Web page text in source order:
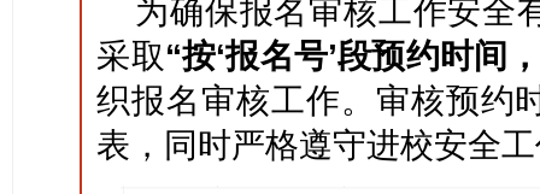
为确保报名审核工作安全
采取“按‘报名号’段预约时间
织报名审核工作。审核预约
表，同时严格遵守进校安全